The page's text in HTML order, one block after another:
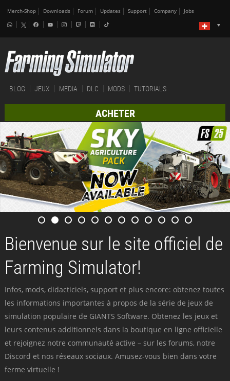
Merch-Shop Downloads Forum Updates Support Company Jobs
BLOG JEUX MEDIA DLC MODS TUTORIALS
ACHETER
Bienvenue sur le site officiel de
Farming Simulator!
Infos, mods, didacticiels, support et plus encore: obtenez toutes
les informations importantes à propos de la série de jeux de
simulation populaire de GIANTS Software. Obtenez les jeux et
leurs contenus additionnels dans la boutique en ligne officielle
et rejoignez notre communauté active – sur les forums, notre
Discord et nos réseaux sociaux. Amusez-vous bien dans votre
ferme virtuelle !